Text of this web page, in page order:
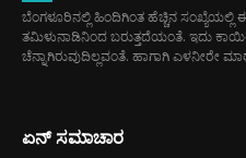
ಬೆಂಗಳೂರಿನಲ್ಲಿ ಹಿಂದಿಗಿಂತ ಹೆಚ್ಚಿನ ಸಂಖ್ಯೆಯಲ್ಲಿ
ತಮಿಳುನಾಡಿನಿಂದ ಬರುತ್ತದೆಯಂತೆ. ಇದು
ಚೆನ್ನಾಗಿರುವುದಿಲ್ಲವಂತೆ. ಹಾಗಾಗಿ ಎಳನೀರೇ
ಏನ್ ಸಮಾಚಾರ